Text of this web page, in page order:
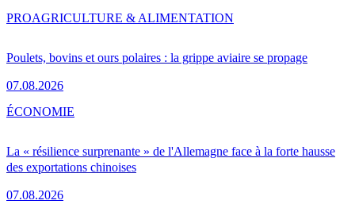
Poulets, bovins et ours polaires : la grippe aviaire se propage
07.08.2026
PROAGRICULTURE & ALIMENTATION
La « résilience surprenante » de l'Allemagne face à la forte hausse
des exportations chinoises
07.08.2026
ÉCONOMIE